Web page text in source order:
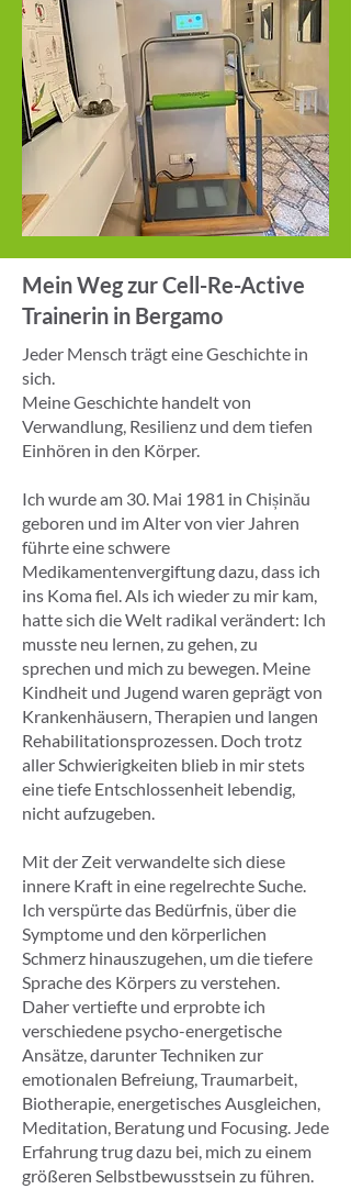
Mein Weg zur Cell-Re-Active
Trainerin in Bergamo
Jeder Mensch trägt eine Geschichte in
sich.
Meine Geschichte handelt von
Verwandlung, Resilienz und dem tiefen
Einhören in den Körper.
Ich wurde am 30. Mai 1981 in Chișinău
geboren und im Alter von vier Jahren
führte eine schwere
Medikamentenvergiftung dazu, dass ich
ins Koma fiel. Als ich wieder zu mir kam,
hatte sich die Welt radikal verändert: Ich
musste neu lernen, zu gehen, zu
sprechen und mich zu bewegen. Meine
Kindheit und Jugend waren geprägt von
Krankenhäusern, Therapien und langen
Rehabilitationsprozessen. Doch trotz
aller Schwierigkeiten blieb in mir stets
eine tiefe Entschlossenheit lebendig,
nicht aufzugeben.
Mit der Zeit verwandelte sich diese
innere Kraft in eine regelrechte Suche.
Ich verspürte das Bedürfnis, über die
Symptome und den körperlichen
Schmerz hinauszugehen, um die tiefere
Sprache des Körpers zu verstehen.
Daher vertiefte und erprobte ich
verschiedene psycho-energetische
Ansätze, darunter Techniken zur
emotionalen Befreiung, Traumarbeit,
Biotherapie, energetisches Ausgleichen,
Meditation, Beratung und Focusing. Jede
Erfahrung trug dazu bei, mich zu einem
größeren Selbstbewusstsein zu führen.